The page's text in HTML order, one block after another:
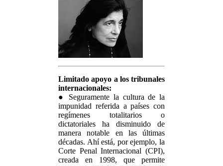
Limitado apoyo a los tribunales
internacionales:
● Seguramente la cultura de la
impunidad referida a países con
regímenes totalitarios o
dictatoriales ha disminuido de
manera notable en las últimas
décadas. Ahí está, por ejemplo, la
Corte Penal Internacional (CPI),
creada en 1998, que permite